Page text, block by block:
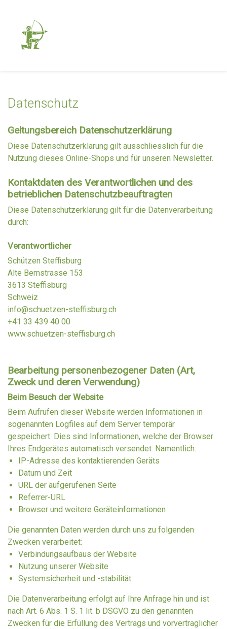
Datenschutz
Geltungsbereich Datenschutzerklärung
Diese Datenschutzerklärung gilt ausschliesslich für die
Nutzung dieses Online-Shops und für unseren Newsletter.
Kontaktdaten des Verantwortlichen und des
betrieblichen Datenschutzbeauftragten
Diese Datenschutzerklärung gilt für die Datenverarbeitung
durch:
Verantwortlicher
Schützen Steffisburg
Alte Bernstrasse 153
3613 Steffisburg
Schweiz
info@schuetzen-steffisburg.ch
+41 33 439 40 00
www.schuetzen-steffisburg.ch
Bearbeitung personenbezogener Daten (Art,
Zweck und deren Verwendung)
Beim Besuch der Website
Beim Aufrufen dieser Website werden Informationen in
sogenannten Logfiles auf dem Server temporär
gespeichert. Dies sind Informationen, welche der Browser
Ihres Endgerätes automatisch versendet. Namentlich:
IP-Adresse des kontaktierenden Geräts
Datum und Zeit
URL der aufgerufenen Seite
Referrer-URL
Browser und weitere Geräteinformationen
Die genannten Daten werden durch uns zu folgenden
Zwecken verarbeitet:
Verbindungsaufbaus der Website
Nutzung unserer Website
Systemsicherheit und -stabilität
Die Datenverarbeitung erfolgt auf Ihre Anfrage hin und ist
nach Art. 6 Abs. 1 S. 1 lit. b DSGVO zu den genannten
Zwecken für die Erfüllung des Vertrags und vorvertraglicher